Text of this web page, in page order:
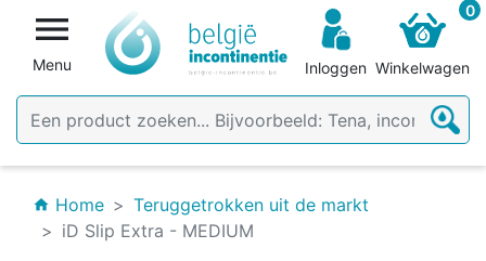

Menu Inloggen
0
Winkelwagen
home Home
Teruggetrokken uit de markt
iD Slip Extra - MEDIUM